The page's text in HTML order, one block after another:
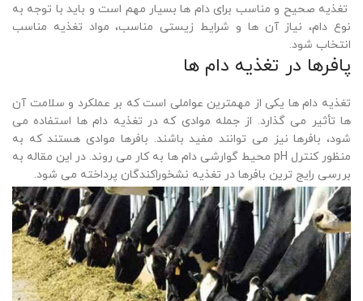
تغذیه صحیح و مناسب برای دام ها بسیار مهم است و باید با توجه به
نوع دام، نیاز آن ها و شرایط زیستی مناسب، مواد تغذیه مناسب
انتخاب شود.
پافرها در تغذیه دام ها
تغذیه دام ها یکی از مهمترین عواملی است که بر عملکرد و سلامت آن
ها تأثیر می گذارد. از جمله موادی که در تغذیه دام ها استفاده می
شود، بافرها نیز می توانند مفید باشند. بافرها موادی هستند که به
منظور کنترل pH محیط گوارشی دام ها به کار می روند. در این مقاله به
بررسی رایج ترین بافرها در تغذیه نشخوراکندگان پرداخته می شود.